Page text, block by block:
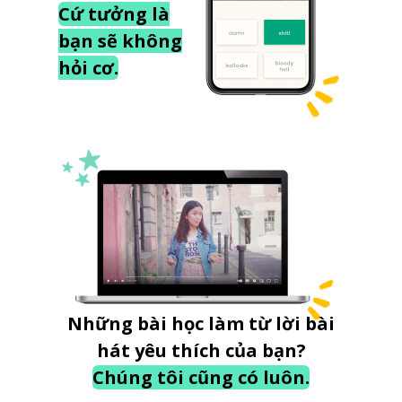
Cứ tưởng là
bạn sẽ không
hỏi cơ.
Những bài học làm từ lời bài
hát yêu thích của bạn?
Chúng tôi cũng có luôn.